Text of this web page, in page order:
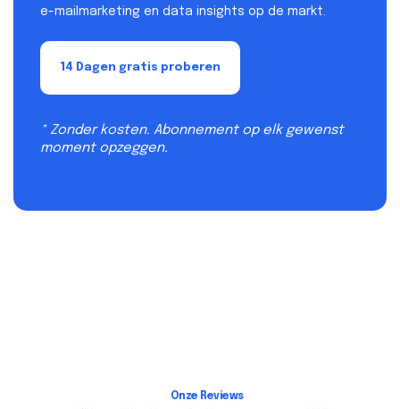
e-mailmarketing en data insights op de markt.
14 Dagen gratis proberen
* Zonder kosten. Abonnement op elk gewenst
moment opzeggen.
Onze Reviews